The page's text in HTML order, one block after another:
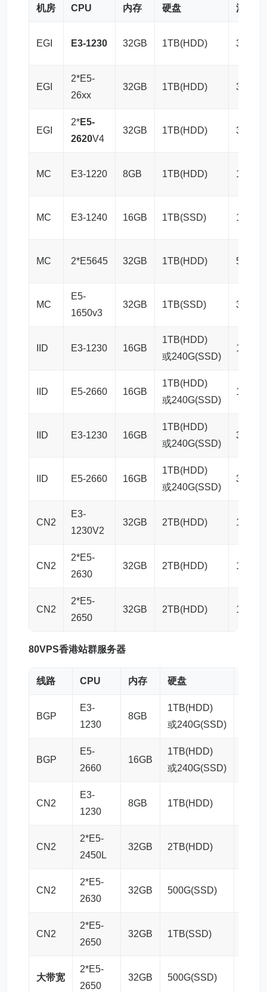
机房 CPU 内存 硬盘 流量
EGI E3-1230 32GB 1TB(HDD) 30TB/
EGI
2*E5-
26xx
32GB 1TB(HDD) 30TB/
EGI
2*E5-
2620V4
32GB 1TB(HDD) 30TB/
MC E3-1220 8GB 1TB(HDD) 15TB/
MC E3-1240 16GB 1TB(SSD) 15TB/
MC 2*E5645 32GB 1TB(HDD) 50TB/
MC
E5-
1650v3
32GB 1TB(SSD) 30TB/
IID E3-1230 16GB
1TB(HDD)
或240G(SSD)
100M
IID E5-2660 16GB
1TB(HDD)
或240G(SSD)
100M
IID E3-1230 16GB
1TB(HDD)
或240G(SSD)
30M
IID E5-2660 16GB
1TB(HDD)
或240G(SSD)
30M大
CN2
E3-
1230V2
32GB 2TB(HDD) 100M
CN2
2*E5-
2630
32GB 2TB(HDD) 100M
CN2
2*E5-
2650
32GB 2TB(HDD) 100M
80VPS香港站群服务器
线路 CPU 内存 硬盘
BGP
E3-
1230
8GB
1TB(HDD)
或240G(SSD)
BGP
E5-
2660
16GB
1TB(HDD)
或240G(SSD)
CN2
E3-
1230
8GB 1TB(HDD)
CN2
2*E5-
2450L
32GB 2TB(HDD)
CN2
2*E5-
2630
32GB 500G(SSD)
CN2
2*E5-
2650
32GB 1TB(SSD)
大带宽
2*E5-
2650
32GB 500G(SSD)